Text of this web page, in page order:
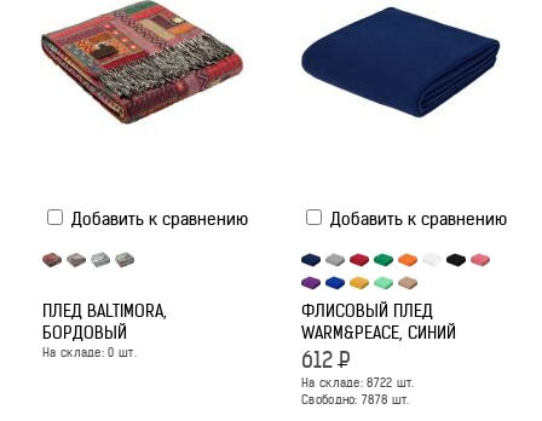
Добавить к сравнению
ПЛЕД BALTIMORA,
БОРДОВЫЙ
На складе:0 шт.
Добавить к сравнению
ФЛИСОВЫЙ ПЛЕД
WARM&PEACE, СИНИЙ
612 Р
На складе:8722 шт.
Свободно: 7878 шт.